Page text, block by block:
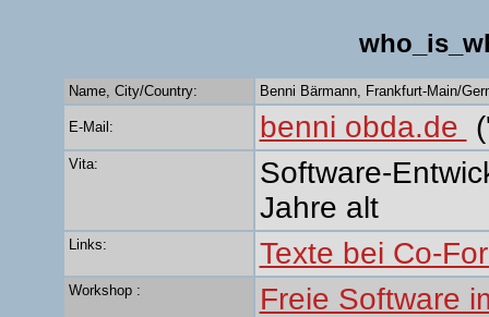
Name, City/Country: Benni Bärmann, Frankfurt-Main/
E-Mail: benni obda.de
Vita:
Software-
Jahre alt
Links: Texte bei Co-
Workshop : Freie Software